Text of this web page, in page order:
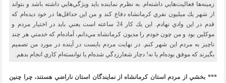
زمينه‌ها فعاليت‌هايي داشته‌ام. به نظرم نماينده بايد ويژگي‌هايي داشته باشد و بتواند
از شهر يك ميليون نفري كرمانشاه دفاع كند و من اين حداقل‌ها در خود ديده‌ام كه
قدم در اين وادي نهادم. اين يك كار 24 ساعته است يعني بايد در اختيار مردم و
موكلين بود و من چون خودم را مديون كرمانشاه مي‌دانم، آماد‌ه‌ام كه خدمتي هر چند
ناچيز به مردم اين شهر كنم. در نهايت مردم بايست در آينده در مورد من تصميم
بگيرند كه موفق بوده‌ام يا نه! دچار شعار‌زدگي شده‌ام يا توانسته‌ام كاري انجام بدهم.
*** بخشي از مردم استان كرمانشاه از نمايندگان استان ناراضي هستند، چرا چنين